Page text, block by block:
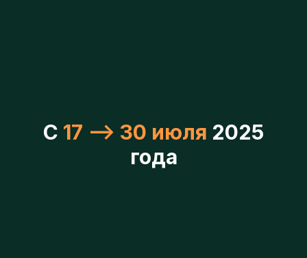
С 17 --> 30 июля 2025
года